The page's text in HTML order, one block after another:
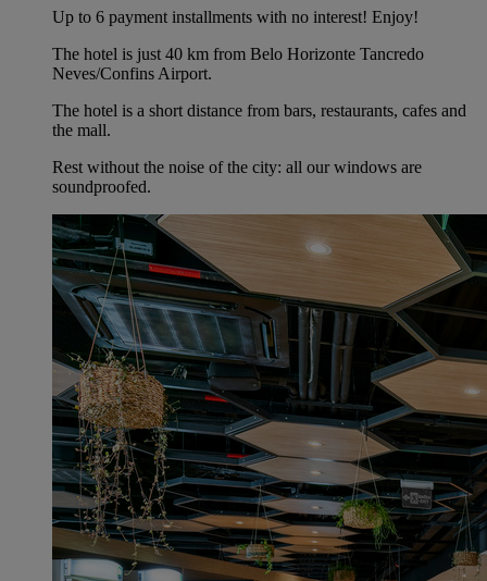
Up to 6 payment installments with no interest! Enjoy!
The hotel is just 40 km from Belo Horizonte Tancredo
Neves/Confins Airport.
The hotel is a short distance from bars, restaurants, cafes and
the mall.
Rest without the noise of the city: all our windows are
soundproofed.